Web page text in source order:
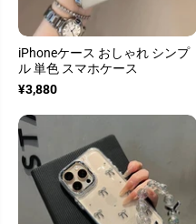
iPhoneケース おしゃれ シンプ
ル 単色 スマホケース
¥3,880